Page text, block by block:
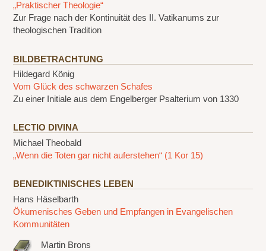
„Praktischer Theologie“
Zur Frage nach der Kontinuität des II. Vatikanums zur
theologischen Tradition
BILDBETRACHTUNG
Hildegard König
Vom Glück des schwarzen Schafes
Zu einer Initiale aus dem Engelberger Psalterium von 1330
LECTIO DIVINA
Michael Theobald
„Wenn die Toten gar nicht auferstehen“ (1 Kor 15)
BENEDIKTINISCHES LEBEN
Hans Häselbarth
Ökumenisches Geben und Empfangen in Evangelischen
Kommunitäten
Martin Brons